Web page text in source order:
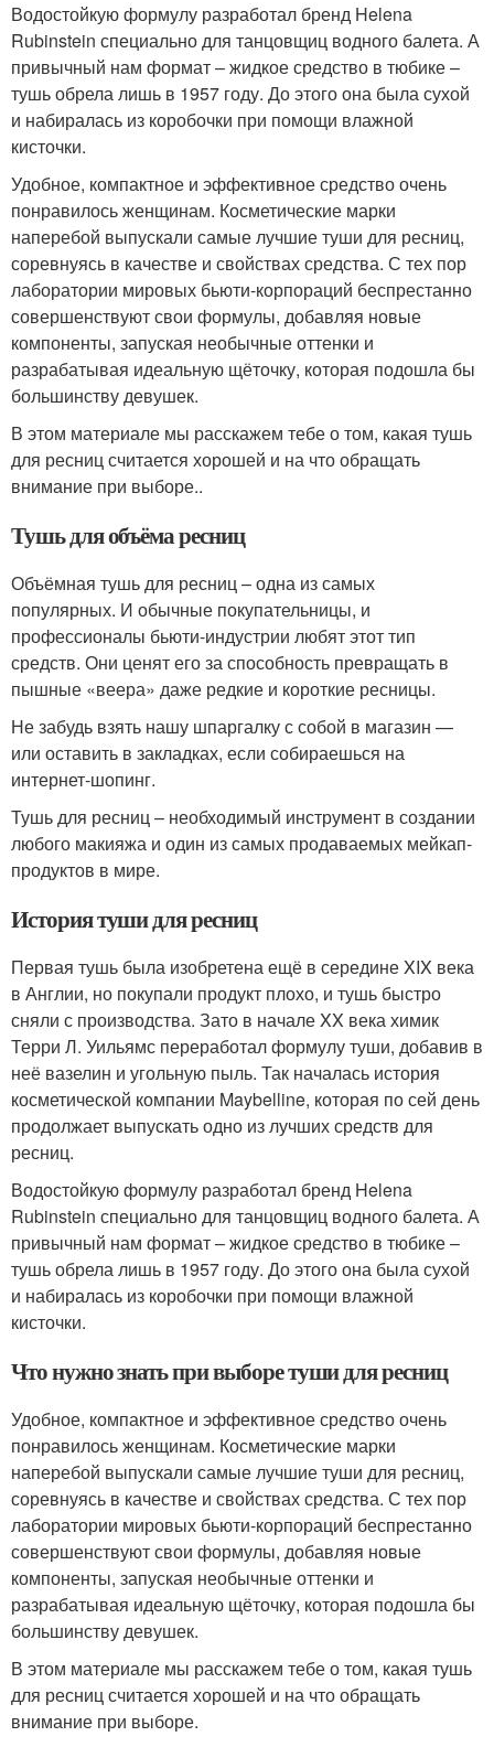
Водостойкую формулу разработал бренд Helena
Rubinstein специально для танцовщиц водного балета. А
привычный нам формат – жидкое средство в тюбике –
тушь обрела лишь в 1957 году. До этого она была сухой
и набиралась из коробочки при помощи влажной
кисточки.
Удобное, компактное и эффективное средство очень
понравилось женщинам. Косметические марки
наперебой выпускали самые лучшие туши для ресниц,
соревнуясь в качестве и свойствах средства. С тех пор
лаборатории мировых бьюти-корпораций беспрестанно
совершенствуют свои формулы, добавляя новые
компоненты, запуская необычные оттенки и
разрабатывая идеальную щёточку, которая подошла бы
большинству девушек.
В этом материале мы расскажем тебе о том, какая тушь
для ресниц считается хорошей и на что обращать
внимание при выборе..
Тушь для объёма ресниц
Объёмная тушь для ресниц – одна из самых
популярных. И обычные покупательницы, и
профессионалы бьюти-индустрии любят этот тип
средств. Они ценят его за способность превращать в
пышные «веера» даже редкие и короткие ресницы.
Не забудь взять нашу шпаргалку с собой в магазин —
или оставить в закладках, если собираешься на
интернет-шопинг.
Тушь для ресниц – необходимый инструмент в создании
любого макияжа и один из самых продаваемых мейкап-
продуктов в мире.
История туши для ресниц
Первая тушь была изобретена ещё в середине XIX века
в Англии, но покупали продукт плохо, и тушь быстро
сняли с производства. Зато в начале XX века химик
Терри Л. Уильямс переработал формулу туши, добавив в
неё вазелин и угольную пыль. Так началась история
косметической компании Maybelline, которая по сей день
продолжает выпускать одно из лучших средств для
ресниц.
Водостойкую формулу разработал бренд Helena
Rubinstein специально для танцовщиц водного балета. А
привычный нам формат – жидкое средство в тюбике –
тушь обрела лишь в 1957 году. До этого она была сухой
и набиралась из коробочки при помощи влажной
кисточки.
Что нужно знать при выборе туши для ресниц
Удобное, компактное и эффективное средство очень
понравилось женщинам. Косметические марки
наперебой выпускали самые лучшие туши для ресниц,
соревнуясь в качестве и свойствах средства. С тех пор
лаборатории мировых бьюти-корпораций беспрестанно
совершенствуют свои формулы, добавляя новые
компоненты, запуская необычные оттенки и
разрабатывая идеальную щёточку, которая подошла бы
большинству девушек.
В этом материале мы расскажем тебе о том, какая тушь
для ресниц считается хорошей и на что обращать
внимание при выборе.